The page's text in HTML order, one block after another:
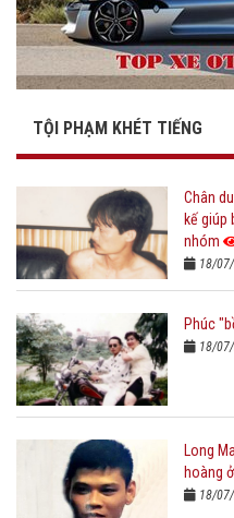
TỘI PHẠM KHÉT TIẾNG
Chân
kế giúp
nhóm
18/
Phúc
18/
Long
hoàng
18/